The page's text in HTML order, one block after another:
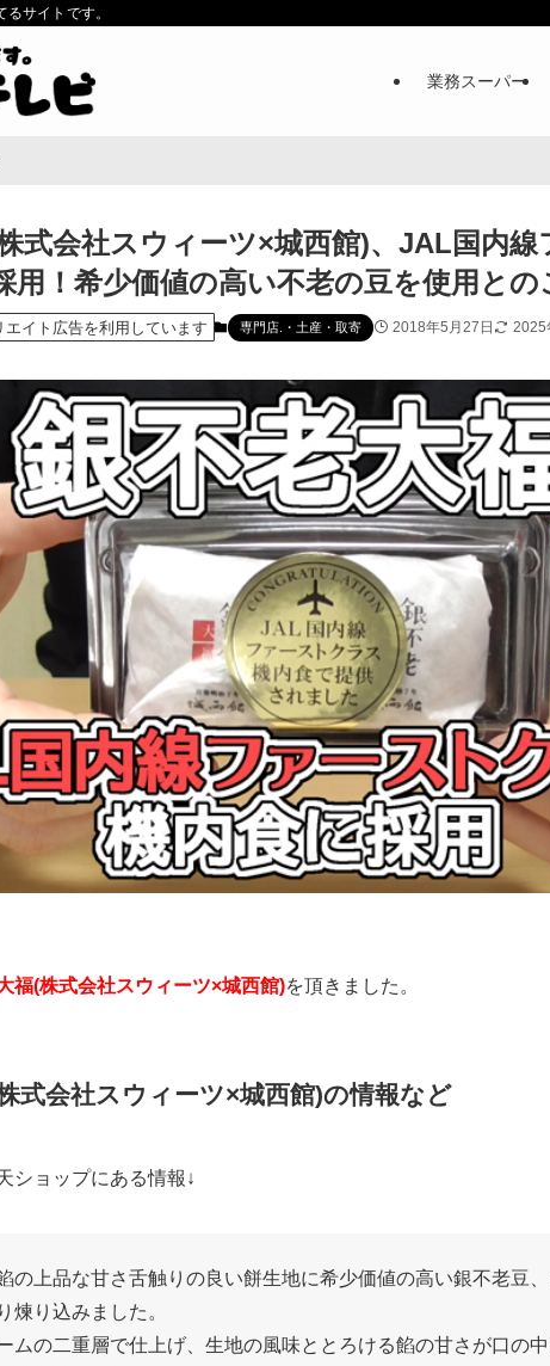
サイトです。
業務スーパー
式会社スウィーツ×城西館)、JAL国内線
用！希少価値の高い不老の豆を使用との
エイト広告を利用しています 専門店.・土産・取寄 2018年5月27日 2025
福(株式会社スウィーツ×城西館)を頂きました。
式会社スウィーツ×城西館)の情報など
ショップにある情報↓
の上品な甘さ舌触りの良い餅生地に希少価値の高い銀不老豆
煉り込みました。
ムの二重層で仕上げ、生地の風味ととろける餡の甘さが口の